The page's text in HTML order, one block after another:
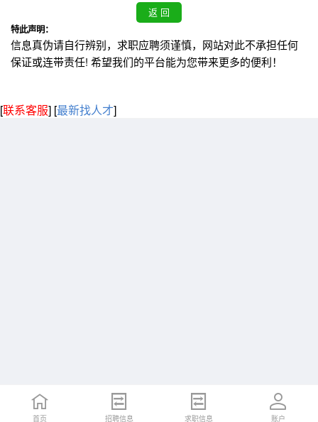
特此声明：
信息真伪请自行辨别，求职应聘须谨慎，网站对此不承担任何
保证或连带责任! 希望我们的平台能为您带来更多的便利！
[联系客服] [最新找人才]
首页 招聘信息 求职信息 账户